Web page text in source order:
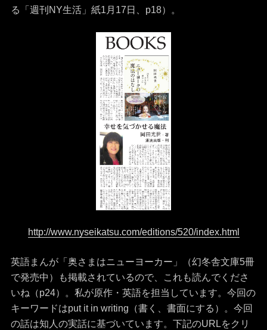
る「週刊NY生活」紙1月17日、p18）。
http://www.nyseikatsu.com/editions/520/index.html
英語まんが「奥さまはニューヨーカー」（幻冬舎文庫5冊
で発売中）も掲載されているので、これも読んでくださ
いね（p24）。私が原作・英語を担当しています。今回の
キーワードはput it in writing（書く、書面にする）。今回
の話は知人の実話に基づいています。下記のURLをクリ